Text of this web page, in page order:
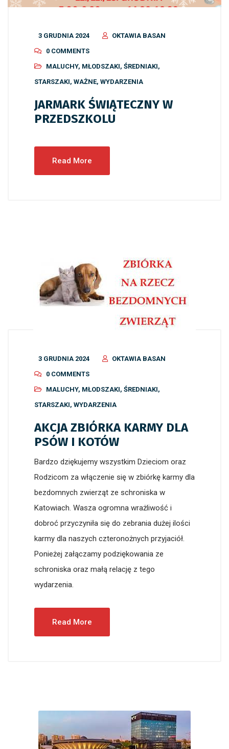
3 GRUDNIA 2024
OKTAWIA BASAN
0 COMMENTS
MALUCHY, MŁODSZAKI, ŚREDNIAKI,
STARSZAKI, WAŻNE, WYDARZENIA
JARMARK ŚWIĄTECZNY W
PRZEDSZKOLU
Read More
3 GRUDNIA 2024
OKTAWIA BASAN
0 COMMENTS
MALUCHY, MŁODSZAKI, ŚREDNIAKI,
STARSZAKI, WYDARZENIA
AKCJA ZBIÓRKA KARMY DLA
PSÓW I KOTÓW
Bardzo dziękujemy wszystkim Dzieciom oraz
Rodzicom za włączenie się w zbiórkę karmy dla
bezdomnych zwierząt ze schroniska w
Katowiach. Wasza ogromna wrażliwość i
dobroć przyczyniła się do zebrania dużej ilości
karmy dla naszych czteronożnych przyjaciół.
Ponieżej załączamy podziękowania ze
schroniska oraz małą relację z tego
wydarzenia.
Read More